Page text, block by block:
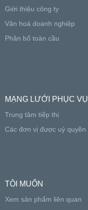
Giới thiệu công ty
Văn hoá doanh nghiệp
Phân bố toàn cầu
MẠNG LƯỚI PHỤC VỤ
Trung tâm tiếp thị
Các đơn vị được uỷ quyền
TÔI MUỐN
Xem sản phẩm liên quan